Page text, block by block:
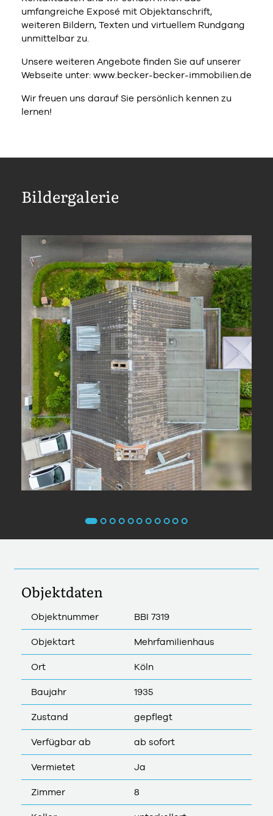
umfangreiche Exposé mit Objektanschrift,
weiteren Bildern, Texten und virtuellem Rundgang
unmittelbar zu.
Unsere weiteren Angebote finden Sie auf unserer
Webseite unter: www.becker-becker-immobilien.de
Wir freuen uns darauf Sie persönlich kennen zu
lernen!
Bildergalerie
Objektdaten
Objektnummer BBI 7319
Objektart Mehrfamilienhaus
Ort Köln
Baujahr 1935
Zustand gepflegt
Verfügbar ab ab sofort
Vermietet Ja
Zimmer 8